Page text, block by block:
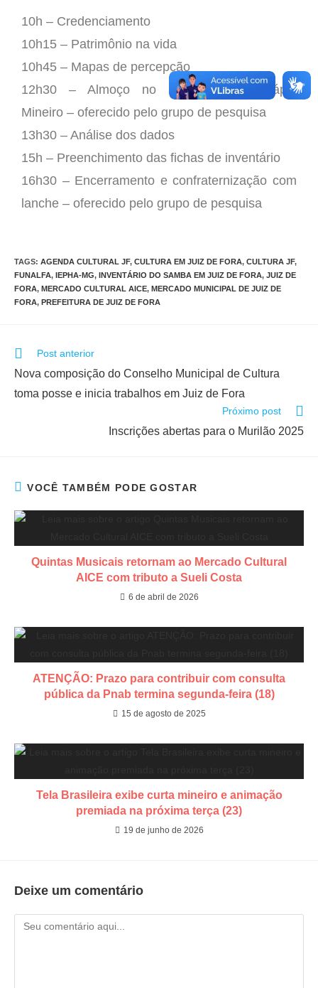
10h – Credenciamento
10h15 – Patrimônio na vida
10h45 – Mapas de percepção
12h30 – Almoço no restaurante Cardápio
Mineiro – oferecido pelo grupo de pesquisa
13h30 – Análise dos dados
15h – Preenchimento das fichas de inventário
16h30 – Encerramento e confraternização com
lanche – oferecido pelo grupo de pesquisa
TAGS: AGENDA CULTURAL JF, CULTURA EM JUIZ DE FORA, CULTURA JF,
FUNALFA, IEPHA-MG, INVENTÁRIO DO SAMBA EM JUIZ DE FORA, JUIZ DE
FORA, MERCADO CULTURAL AICE, MERCADO MUNICIPAL DE JUIZ DE
FORA, PREFEITURA DE JUIZ DE FORA
Post anterior
Nova composição do Conselho Municipal de Cultura
toma posse e inicia trabalhos em Juiz de Fora
Próximo post
​Inscrições abertas para o Murilão 2025
VOCÊ TAMBÉM PODE GOSTAR
Quintas Musicais retornam ao Mercado Cultural
AICE com tributo a Sueli Costa
6 de abril de 2026
ATENÇÃO: Prazo para contribuir com consulta
pública da Pnab termina segunda-feira (18)
15 de agosto de 2025
​Tela Brasileira exibe curta mineiro e animação
premiada na próxima terça (23)
19 de junho de 2026
Deixe um comentário